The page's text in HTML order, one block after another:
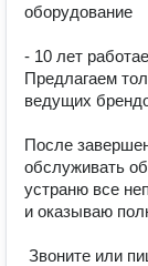
оборудование
- 10 лет
Предлагаем
ведущих
После
обслуживать
устраню все
и оказываю